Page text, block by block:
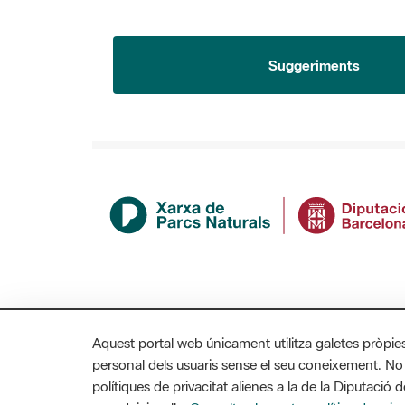
Suggeriments
Aquest portal web únicament utilitza galetes
personal dels usuaris sense el seu coneixement.
polítiques de privacitat alienes a la de la Diputació